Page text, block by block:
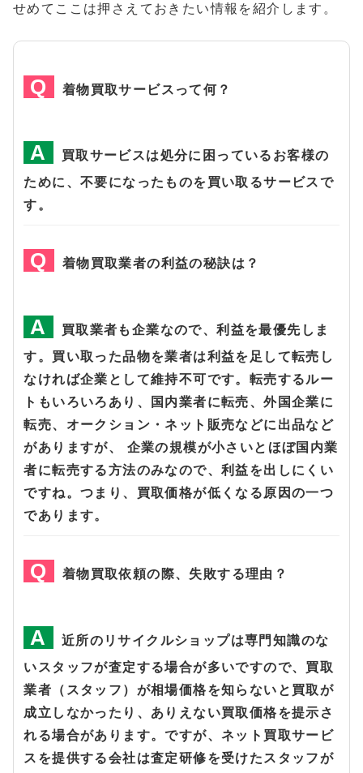
せめてここは押さえておきたい情報を紹介します。
着物買取サービスって何？
買取サービスは処分に困っているお客様の
ために、不要になったものを買い取るサービスで
す。
着物買取業者の利益の秘訣は？
買取業者も企業なので、利益を最優先しま
す。買い取った品物を業者は利益を足して転売し
なければ企業として維持不可です。転売するルー
トもいろいろあり、国内業者に転売、外国企業に
転売、オークション・ネット販売などに出品など
がありますが、 企業の規模が小さいとほぼ国内業
者に転売する方法のみなので、利益を出しにくい
ですね。つまり、買取価格が低くなる原因の一つ
であります。
着物買取依頼の際、失敗する理由？
近所のリサイクルショップは専門知識のな
いスタッフが査定する場合が多いですので、買取
業者（スタッフ）が相場価格を知らないと買取が
成立しなかったり、ありえない買取価格を提示さ
れる場合があります。ですが、ネット買取サービ
スを提供する会社は査定研修を受けたスタッフが